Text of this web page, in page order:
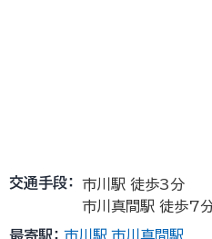
交通手段：
市川駅 徒歩3分
市川真間駅 徒歩7
最寄駅： 市川駅 市川真間駅